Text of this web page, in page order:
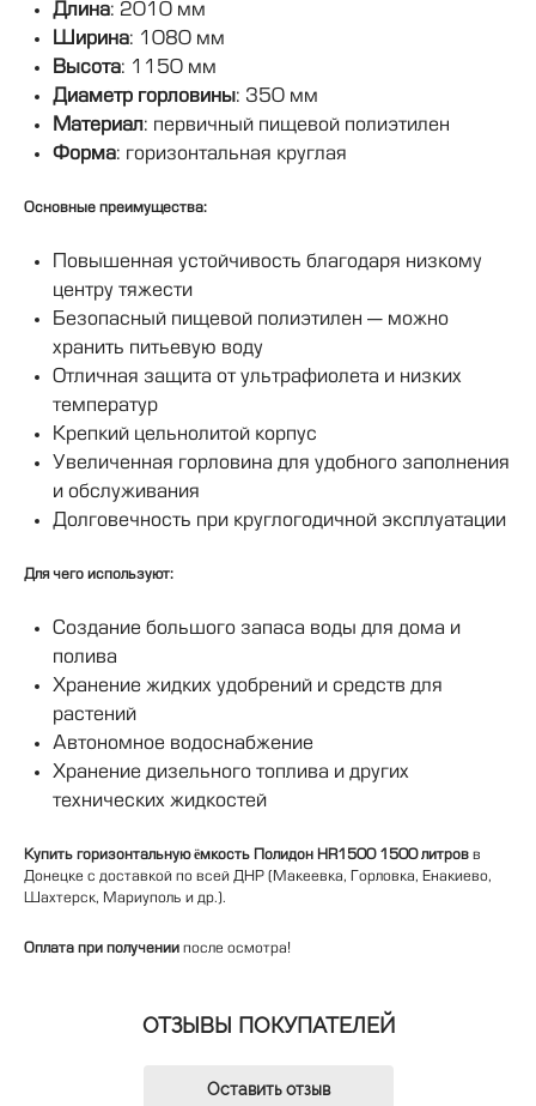
Длина: 2010 мм
Ширина: 1080 мм
Высота: 1150 мм
Диаметр горловины: 350 мм
Материал: первичный пищевой полиэтилен
Форма: горизонтальная круглая
Основные преимущества:
Повышенная устойчивость благодаря низкому
центру тяжести
Безопасный пищевой полиэтилен — можно
хранить питьевую воду
Отличная защита от ультрафиолета и низких
температур
Крепкий цельнолитой корпус
Увеличенная горловина для удобного заполнения
и обслуживания
Долговечность при круглогодичной эксплуатации
Для чего используют:
Создание большого запаса воды для дома и
полива
Хранение жидких удобрений и средств для
растений
Автономное водоснабжение
Хранение дизельного топлива и других
технических жидкостей
Купить горизонтальную ёмкость Полидон HR1500 1500 литров в
Донецке с доставкой по всей ДНР (Макеевка, Горловка, Енакиево,
Шахтерск, Мариуполь и др.).
Оплата при получении после осмотра!
ОТЗЫВЫ ПОКУПАТЕЛЕЙ
Оставить отзыв